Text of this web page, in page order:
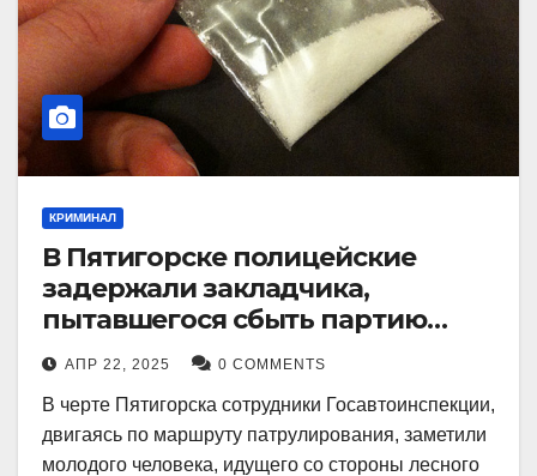
КРИМИНАЛ
В Пятигорске полицейские
задержали закладчика,
пытавшегося сбыть партию
синтетического наркотика
АПР 22, 2025 0 COMMENTS
В черте Пятигорска сотрудники Госавтоинспекции,
двигаясь по маршруту патрулирования, заметили
молодого человека, идущего со стороны лесного